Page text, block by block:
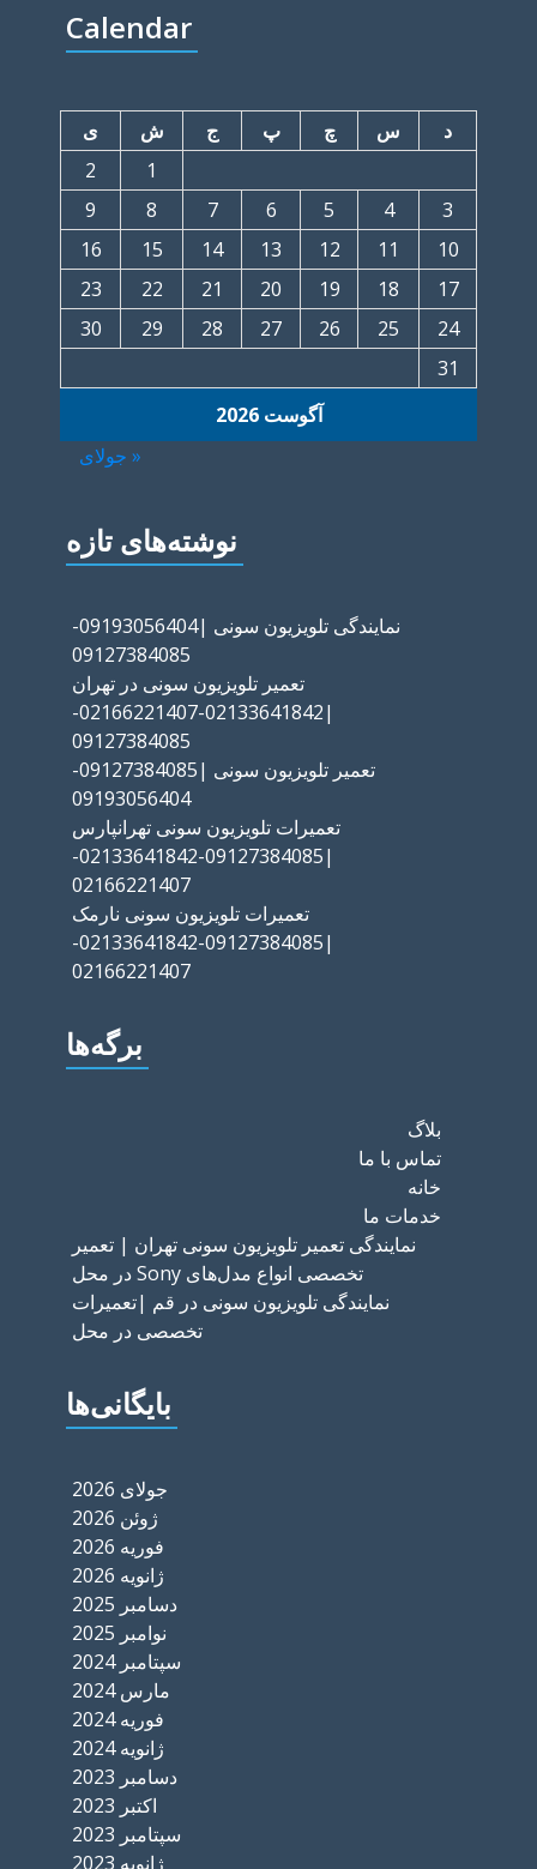
Calendar
آگوست 2026
د س چ پ ج ش
ی
1
2
3
4
5
6
7
8
9
10
11
12
13
14
15
16
17
18
19
20
21
22
23
24
25
26
27
28
29
30
31
« جولای
نوشته‌های تازه
نمایندگی تلویزیون سونی |09193056404-
09127384085
تعمیر تلویزیون سونی در تهران
|02133641842-02166221407-
09127384085
تعمیر تلویزیون سونی |09127384085-
09193056404
تعمیرات تلویزیون سونی تهرانپارس
|09127384085-02133641842-
02166221407
تعمیرات تلویزیون سونی نارمک
|09127384085-02133641842-
02166221407
برگه‌ها
بلاگ
تماس با ما
خانه
خدمات ما
نمایندگی تعمیر تلویزیون سونی تهران | تعمیر
تخصصی انواع مدل‌های Sony در محل
نمایندگی تلویزیون سونی در قم |تعمیرات
تخصصی در محل
بایگانی‌ها
جولای 2026
ژوئن 2026
فوریه 2026
ژانویه 2026
دسامبر 2025
نوامبر 2025
سپتامبر 2024
مارس 2024
فوریه 2024
ژانویه 2024
دسامبر 2023
اکتبر 2023
سپتامبر 2023
ژانویه 2023